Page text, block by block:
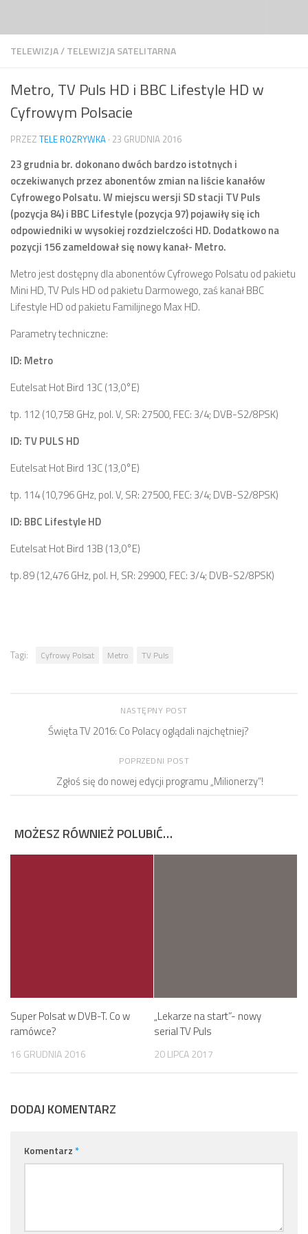
TELEWIZJA/TELEWIZJA SATELITARNA
Metro, TV Puls HD i BBC Lifestyle HD w
Cyfrowym Polsacie
PRZEZ TELE ROZRYWKA · 23 GRUDNIA 2016
23 grudnia br. dokonano dwóch bardzo istotnych i
oczekiwanych przez abonentów zmian na liście kanałów
Cyfrowego Polsatu. W miejscu wersji SD stacji TV Puls
(pozycja 84) i BBC Lifestyle (pozycja 97) pojawiły się ich
odpowiedniki w wysokiej rozdzielczości HD. Dodatkowo na
pozycji 156 zameldował się nowy kanał- Metro.
Metro jest dostępny dla abonentów Cyfrowego Polsatu od pakietu
Mini HD, TV Puls HD od pakietu Darmowego, zaś kanał BBC
Lifestyle HD od pakietu Familijnego Max HD.
Parametry techniczne:
ID: Metro
Eutelsat Hot Bird 13C (13,0°E)
tp. 112 (10,758 GHz, pol. V, SR: 27500, FEC: 3/4; DVB-S2/8PSK)
ID: TV PULS HD
Eutelsat Hot Bird 13C (13,0°E)
tp. 114 (10,796 GHz, pol. V, SR: 27500, FEC: 3/4; DVB-S2/8PSK)
ID: BBC Lifestyle HD
Eutelsat Hot Bird 13B (13,0°E)
tp. 89 (12,476 GHz, pol. H, SR: 29900, FEC: 3/4; DVB-S2/8PSK)
Tagi: Cyfrowy Polsat Metro TV Puls
NASTĘPNY POST
Święta TV 2016: Co Polacy oglądali najchętniej?
POPRZEDNI POST
Zgłoś się do nowej edycji programu „Milionerzy”!
MOŻESZ RÓWNIEŻ POLUBIĆ…
Super Polsat w DVB-T. Co w
ramówce?
16 GRUDNIA 2016
„Lekarze na start”- nowy
serial TV Puls
20 LIPCA 2017
DODAJ KOMENTARZ
Komentarz*